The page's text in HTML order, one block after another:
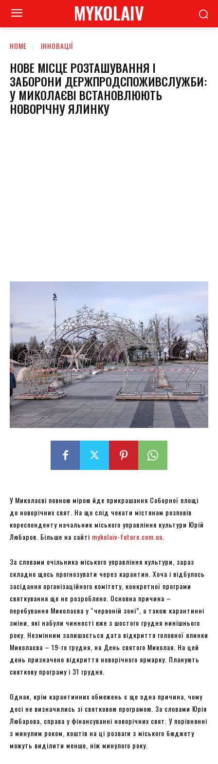
MYKOLAIV
HOME ІННОВАЦІЇ
НОВЕ МІСЦЕ РОЗТАШУВАННЯ І
ЗАБОРОНИ ДЕРЖПРОДСПОЖИВСЛУЖБИ:
У МИКОЛАЄВІ ВСТАНОВЛЮЮТЬ
НОВОРІЧНУ ЯЛИНКУ
У Миколаєві повною мірою йде прикрашання Соборної площі
до новорічних свят. На що слід чекати містянам розповів
кореспонденту начальник міського управління культури Юрій
Любаров. Більше на сайті mykolaiv-future.com.ua
За словами очільника міського управління культури, зараз
складно щось прогнозувати через карантин. Хоча і відбулось
засідання організаційного комітету, конкретної програми
святкування ще не розроблено. Основна причина –
перебування Миколаєва у “червоній зоні”, а також карантинні
зміни, які набули чинності вже з шостого грудня нинішнього
року. Незмінним залишається дата відкриття головної ялинки
Миколаєва – 19-го грудня, на День святого Миколая. На цей
день призначено відкриття новорічного ярмарку. Планують
святкову програму і 31 грудня.
Однак, крім карантинних обмежень є ще одна причина, чому
досі не визначились зі святковою програмою. За словами Юрія
Любарова, справа у фінансуванні новорічних свят. У порівнянні
з минулим роком, коштів на ці розваги з міського бюджету
можуть виділити менше, ніж минулого року.